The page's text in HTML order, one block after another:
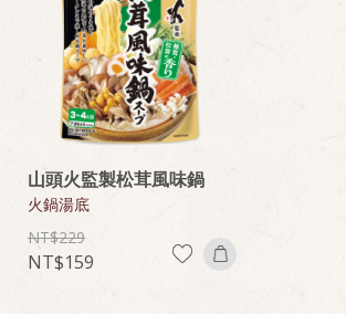
山頭火監製松茸風味鍋
火鍋湯底
229
159